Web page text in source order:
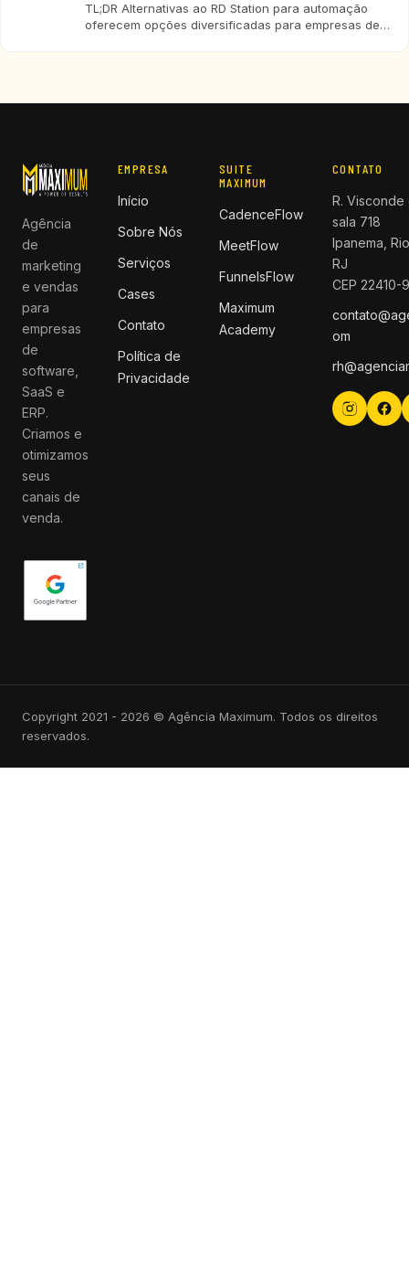
TL;DR Alternativas ao RD Station para automação
oferecem opções diversificadas para empresas de
custo, integração e recursos
Agência
de
marketing
e vendas
para
empresas
de
software,
SaaS e
ERP.
Criamos e
otimizamos
seus
canais de
venda.
EMPRESA
Início
Sobre Nós
Serviços
Cases
Contato
Política de
Privacidade
SUITE
MAXIMUM
CadenceFlow
MeetFlow
FunnelsFlow
Maximum
Academy
CONTATO
R.
sala 718
Ipanema,
RJ
CEP 22410-
om
Copyright 2021 - 2026 © Agência Maximum. Todos os direitos
reservados.